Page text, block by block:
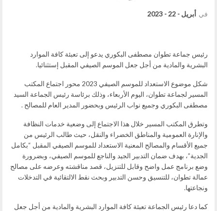
في أبريل - 22 - 2023
رئيس جماعة تطوان مصطفى البكوري يدعو إلى تعبئة كافة الموارد
البشرية والمادية من أجل جعل الموسم الصيفي المقبل إستثنائيا.
شكل موضوع الاستعداد للموسم الصيفي 2023 محور اجتماع المكتب
المسير لجماعة تطوان، اليوم الأربعاء، وذلك برئاسة رئيس الجماعة السيد
مصطفى البكوري وجميع نواب الرئيس وبحضور المدير العام للمصالح .
وتطرق المكتب المسير خلال هذا الاجتماع إلى وضعية خدمات النظافة
والإنارة العمومية والمناطق الخضراء والنقل، حيث طالب الرئيس من
جميع الأقسام والمصالح المعنية الاستعداد للموسم الصيفي المقبل “بكامل
الجدية”، بهدف ضمان التدبير الجيد والناجع للموسم الصيفي، وبضرورة
وضع برنامج عمل واضح وقابل للتنزيل، قصد مناقشته وعرضه على مصالح
عمالة تطوان، للتنسيق وحسن التدبير وبحث نقط الالتقائية في التدخلات
ونجاعتها.
كما دعا رئيس الجماعة تعبئة كافة الموارد البشرية والمادية من أجل جعل